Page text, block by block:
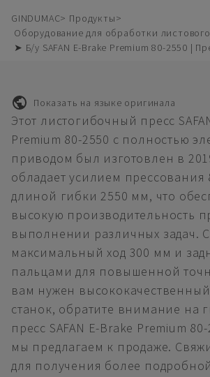
GINDUMAC
Продукты
Оборудование для обработки
➤ Б/у SAFAN E-Brake Premium 80-2550 |
Показать на языке оригинала
Этот листогибочный пресс
Premium 80-2550 с полностью
приводом был изготовлен в
обладает усилием прессования
длиной гибки 2550 мм, что
высокую производительность
выполнении различных задач.
максимальный ход 300 мм и
пальцами для повышенной
вам нужен
станок, обратите внимание на
пресс SAFAN E-Brake Premium
мы предлагаем к продаже.
для получения более